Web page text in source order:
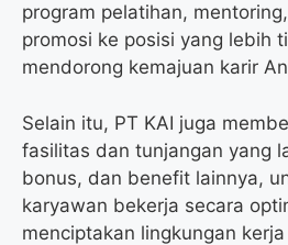
program pelatihan,
promosi ke posisi yang lebih
mendorong kemajuan karir
Selain itu, PT KAI juga
fasilitas dan tunjangan yang
bonus, dan benefit lainnya,
karyawan bekerja secara
menciptakan lingkungan